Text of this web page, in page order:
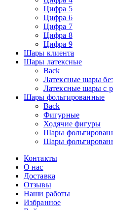
Цифра 5
Цифра 6
Цифра 7
Цифра 8
Цифра 9
Шары клиента
Шары латексные
Back
Латексные шары
Латексные шары с
Шары фольгированные
Back
Фигурные
Ходячие фигуры
Шары
Шары
Контакты
О нас
Доставка
Отзывы
Наши работы
Избранное